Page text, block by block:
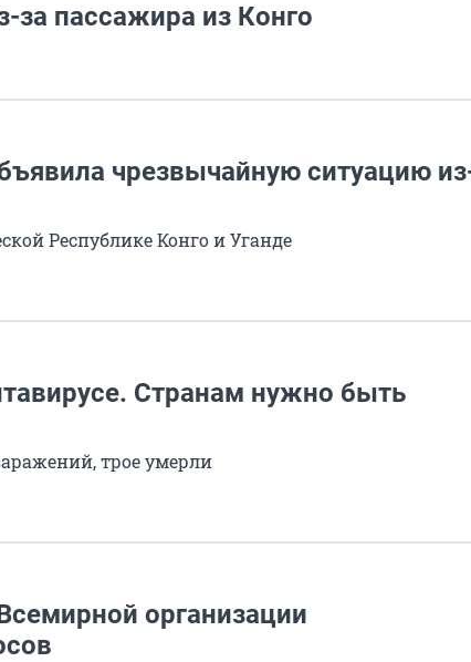
за пассажира из Конго
чрезвычайную ситуацию
Республике Конго и Уганде
Странам нужно быть
трое умерли
организации